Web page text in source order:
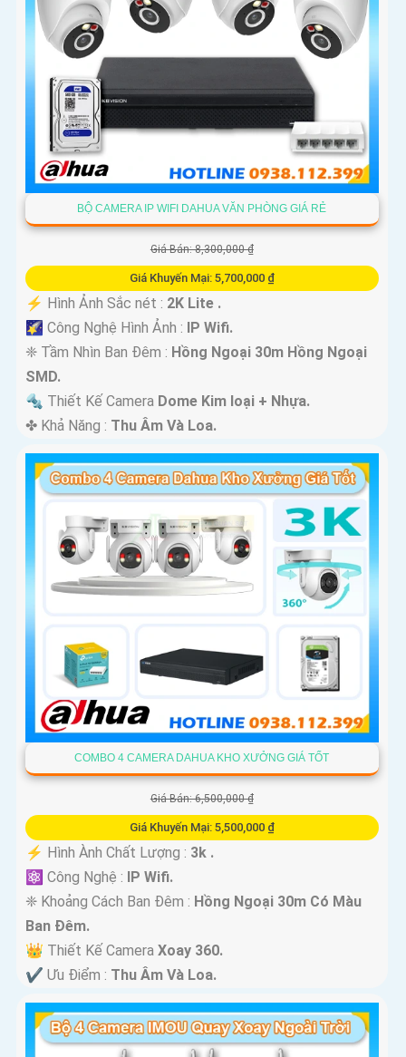
BỘ CAMERA IP WIFI DAHUA VĂN PHÒNG GIÁ RẺ
Giá Bán: 8,300,000 ₫
Giá Khuyến Mại: 5,700,000 ₫
️⚡ Hình Ảnh Sắc nét : 2K Lite .
🌠 Công Nghệ Hình Ảnh : IP Wifi.
❈ Tầm Nhìn Ban Đêm : Hồng Ngoại 30m Hồng Ngoại
SMD.
🔩 Thiết Kế Camera Dome Kim loại + Nhựa.
️✤ Khả Năng : Thu Âm Và Loa.
COMBO 4 CAMERA DAHUA KHO XƯỞNG GIÁ TỐT
Giá Bán: 6,500,000 ₫
Giá Khuyến Mại: 5,500,000 ₫
️⚡ Hình Ành Chất Lượng : 3k .
⚛️ Công Nghệ : IP Wifi.
❈ Khoảng Cách Ban Đêm : Hồng Ngoại 30m Có Màu
Ban Ðêm.
👑 Thiết Kế Camera Xoay 360.
️✔️ Ưu Điểm : Thu Âm Và Loa.